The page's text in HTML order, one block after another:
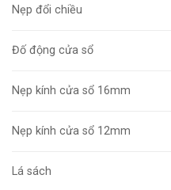
Nẹp đổi chiều
Đố động cửa sổ
Nẹp kính cửa sổ 16mm
Nẹp kính cửa sổ 12mm
Lá sách